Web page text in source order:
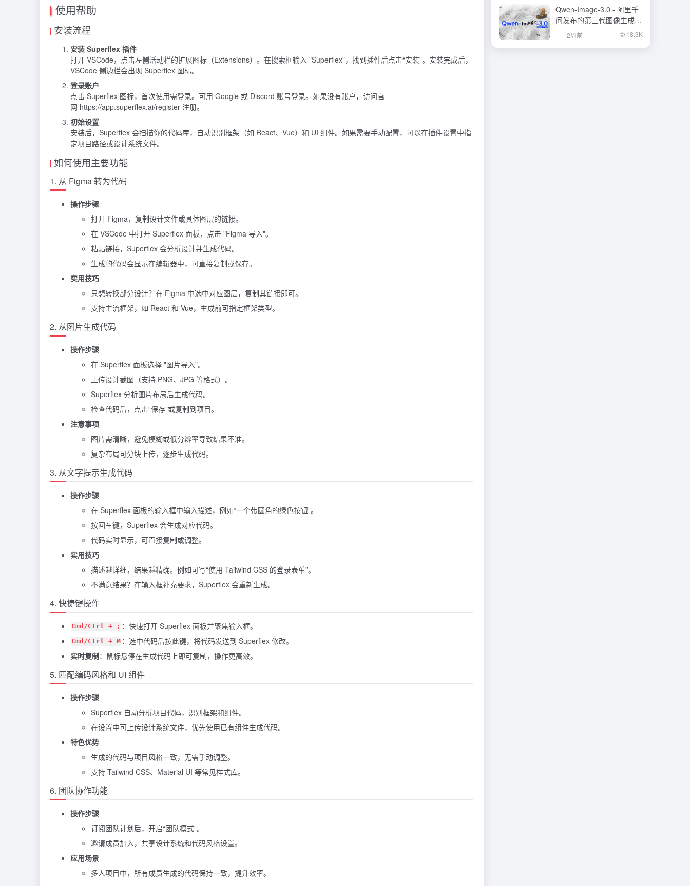
使用帮助
安装流程
安装 Superflex 插件
打开 VSCode，点击左侧活动栏的扩展图标（Extensions）。在搜索框输入 "Superflex"，找到插件后点击“安装”。安装完成后，
VSCode 侧边栏会出现 Superflex 图标。
登录账户
点击 Superflex 图标，首次使用需登录。可用 Google 或 Discord 账号登录。如果没有账户，访问官
网 https://app.superflex.ai/register 注册。
初始设置
安装后，Superflex 会扫描你的代码库，自动识别框架（如 React、Vue）和 UI 组件。如果需要手动配置，可以在插件设置中指
定项目路径或设计系统文件。
如何使用主要功能
1. 从 Figma 转为代码
操作步骤
打开 Figma，复制设计文件或具体图层的链接。
在 VSCode 中打开 Superflex 面板，点击 "Figma 导入"。
粘贴链接，Superflex 会分析设计并生成代码。
生成的代码会显示在编辑器中，可直接复制或保存。
实用技巧
只想转换部分设计？在 Figma 中选中对应图层，复制其链接即可。
支持主流框架，如 React 和 Vue，生成前可指定框架类型。
2. 从图片生成代码
操作步骤
在 Superflex 面板选择 "图片导入"。
上传设计截图（支持 PNG、JPG 等格式）。
Superflex 分析图片布局后生成代码。
检查代码后，点击“保存”或复制到项目。
注意事项
图片需清晰，避免模糊或低分辨率导致结果不准。
复杂布局可分块上传，逐步生成代码。
3. 从文字提示生成代码
操作步骤
在 Superflex 面板的输入框中输入描述，例如“一个带圆角的绿色按钮”。
按回车键，Superflex 会生成对应代码。
代码实时显示，可直接复制或调整。
实用技巧
描述越详细，结果越精确。例如可写“使用 Tailwind CSS 的登录表单”。
不满意结果？在输入框补充要求，Superflex 会重新生成。
4. 快捷键操作
Cmd/Ctrl + ; ：快速打开 Superflex 面板并聚焦输入框。
Cmd/Ctrl + M ：选中代码后按此键，将代码发送到 Superflex 修改。
实时复制：鼠标悬停在生成代码上即可复制，操作更高效。
5. 匹配编码风格和 UI 组件
操作步骤
Superflex 自动分析项目代码，识别框架和组件。
在设置中可上传设计系统文件，优先使用已有组件生成代码。
特色优势
生成的代码与项目风格一致，无需手动调整。
支持 Tailwind CSS、Material UI 等常见样式库。
6. 团队协作功能
操作步骤
订阅团队计划后，开启“团队模式”。
邀请成员加入，共享设计系统和代码风格设置。
应用场景
多人项目中，所有成员生成的代码保持一致，提升效率。
Qwen-Image-3.0 - 阿里千
问发布的第三代图像生成基
础模型
2周前 18.3K